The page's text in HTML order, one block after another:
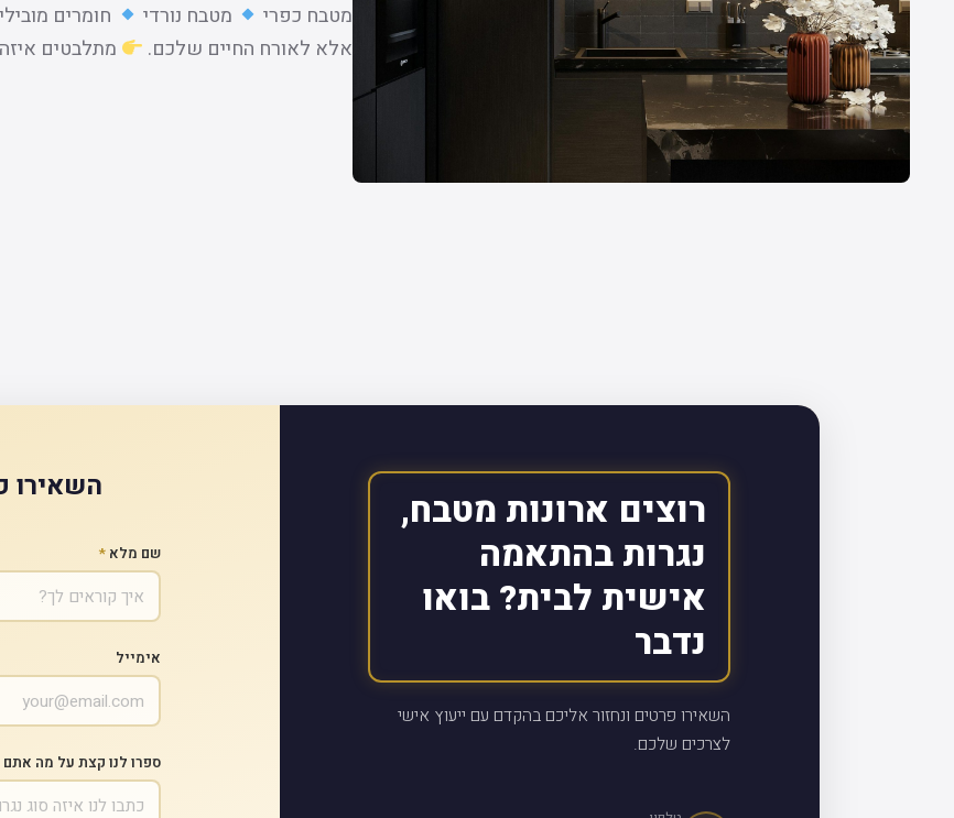
מטבח כפרי
מטבח נורדי חומרים
אלא לאורח החיים שלכם.
מתלבטים
רוצים ארונות מטבח,
נגרות בהתאמה
אישית לבית? בואו
נדבר
השאירו פרטים ונחזור אליכם בהקדם עם ייעוץ אישי
לצרכים שלכם.
השאירו
שם מלא *
אימייל
ספרו לנו קצת על מה אתם